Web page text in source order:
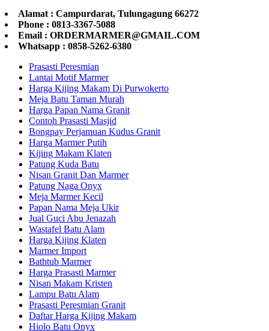
Alamat : Campurdarat, Tulungagung 66272
Phone : 0813-3367-5088
Email : ORDERMARMER@GMAIL.COM
Whatsapp : 0858-5262-6380
Prasasti Peresmian
Lantai Motif Marmer
Harga Kijing Makam Di Purwokerto
Meja Batu Taman Murah
Harga Papan Nama Granit
Contoh Prasasti Masjid
Bongpay Perjamuan Kudus Granit
Harga Marmer Putih
Kijing Makam Klaten
Patung Kuda Batu
Nisan Granit Dan Marmer
Patung Naga Onyx
Meja Marmer Kecil
Papan Nama Meja Ukir
Jual Guci Abu Jenazah
Wastafel Batu Alam
Harga Kijing Klaten
Marmer Import
Bathtub Marmer
Harga Prasasti Marmer
Nisan Makam Kristen
Lampu Batu Alam
Prasasti Peresmian Granit
Daftar Harga Kijing Makam
Hiolo Batu Onyx